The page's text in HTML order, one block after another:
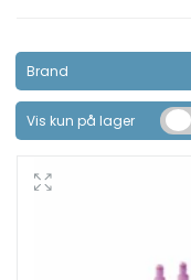
Vis kun på lager